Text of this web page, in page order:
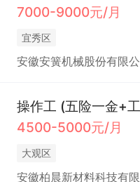
7000-9000元/月
宜秀区
安徽安簧机械股份有限公
操作工 (五险一金+
4500-5000元/月
大观区
安徽柏晨新材料科技有限